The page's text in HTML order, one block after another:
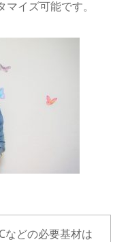
イズ可能です。
などの必要基材は